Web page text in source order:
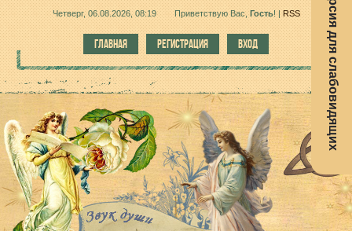
Версия для слабовидящих
Четверг, 06.08.2026, 08:19 Приветствую Вас, Гость! | RSS
ГЛАВНАЯ РЕГИСТРАЦИЯ ВХОД